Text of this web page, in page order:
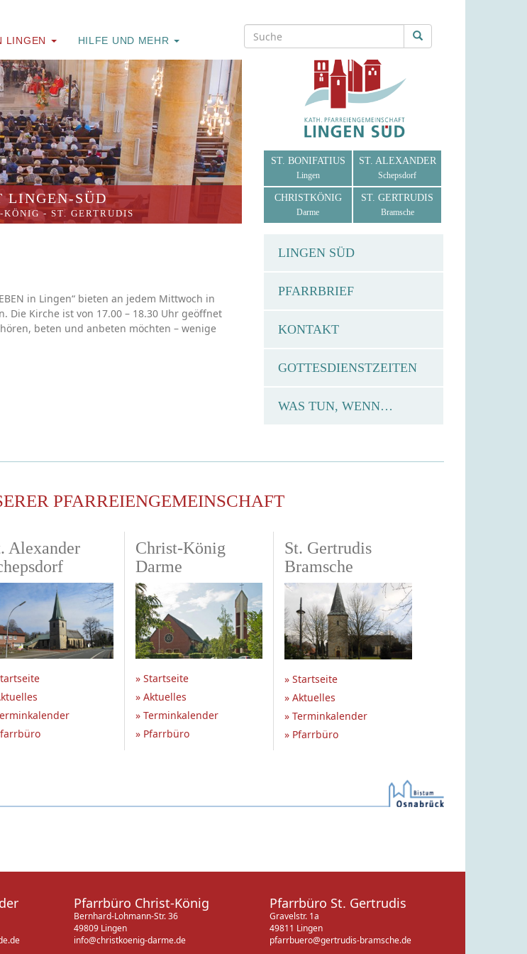
LINGEN HILFE UND MEHR
LINGEN-SÜD
KÖNIG-ST. GERTRUDIS
in Lingen“ bieten an jedem Mittwoch in
Die Kirche ist von 17.00 – 18.30 Uhr geöffnet
beten und anbeten möchten – wenige
ST. BONIFATIUS
Lingen
ST. ALEXANDER
Schepsdorf
CHRISTKÖNIG
Darme
ST. GERTRUDIS
Bramsche
LINGEN SÜD
PFARRBRIEF
KONTAKT
GOTTESDIENSTZEITEN
WAS TUN, WENN…
PFARREIENGEMEINSCHAFT
Alexander
Christ-König
Darme
» Startseite
» Aktuelles
» Terminkalender
» Pfarrbüro
St. Gertrudis
Bramsche
» Startseite
» Aktuelles
» Terminkalender
» Pfarrbüro
Pfarrbüro Christ-König
Bernhard-Lohmann-Str. 36
49809 Lingen
info@christkoenig-darme.de
Pfarrbüro St. Gertrudis
Gravelstr. 1a
49811 Lingen
pfarrbuero@gertrudis-bramsche.de